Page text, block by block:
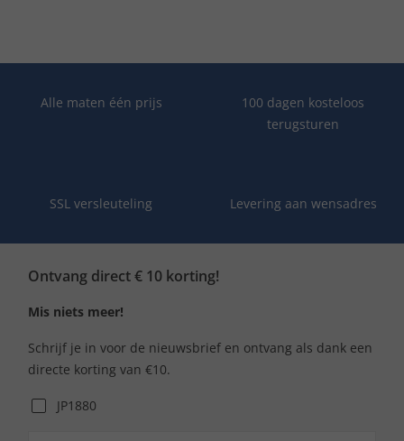
Alle maten één prijs
100 dagen kosteloos
terugsturen
SSL versleuteling Levering aan wensadres
Ontvang direct € 10 korting!
Mis niets meer!
Schrijf je in voor de nieuwsbrief en ontvang als dank een
directe korting van €10.
JP1880